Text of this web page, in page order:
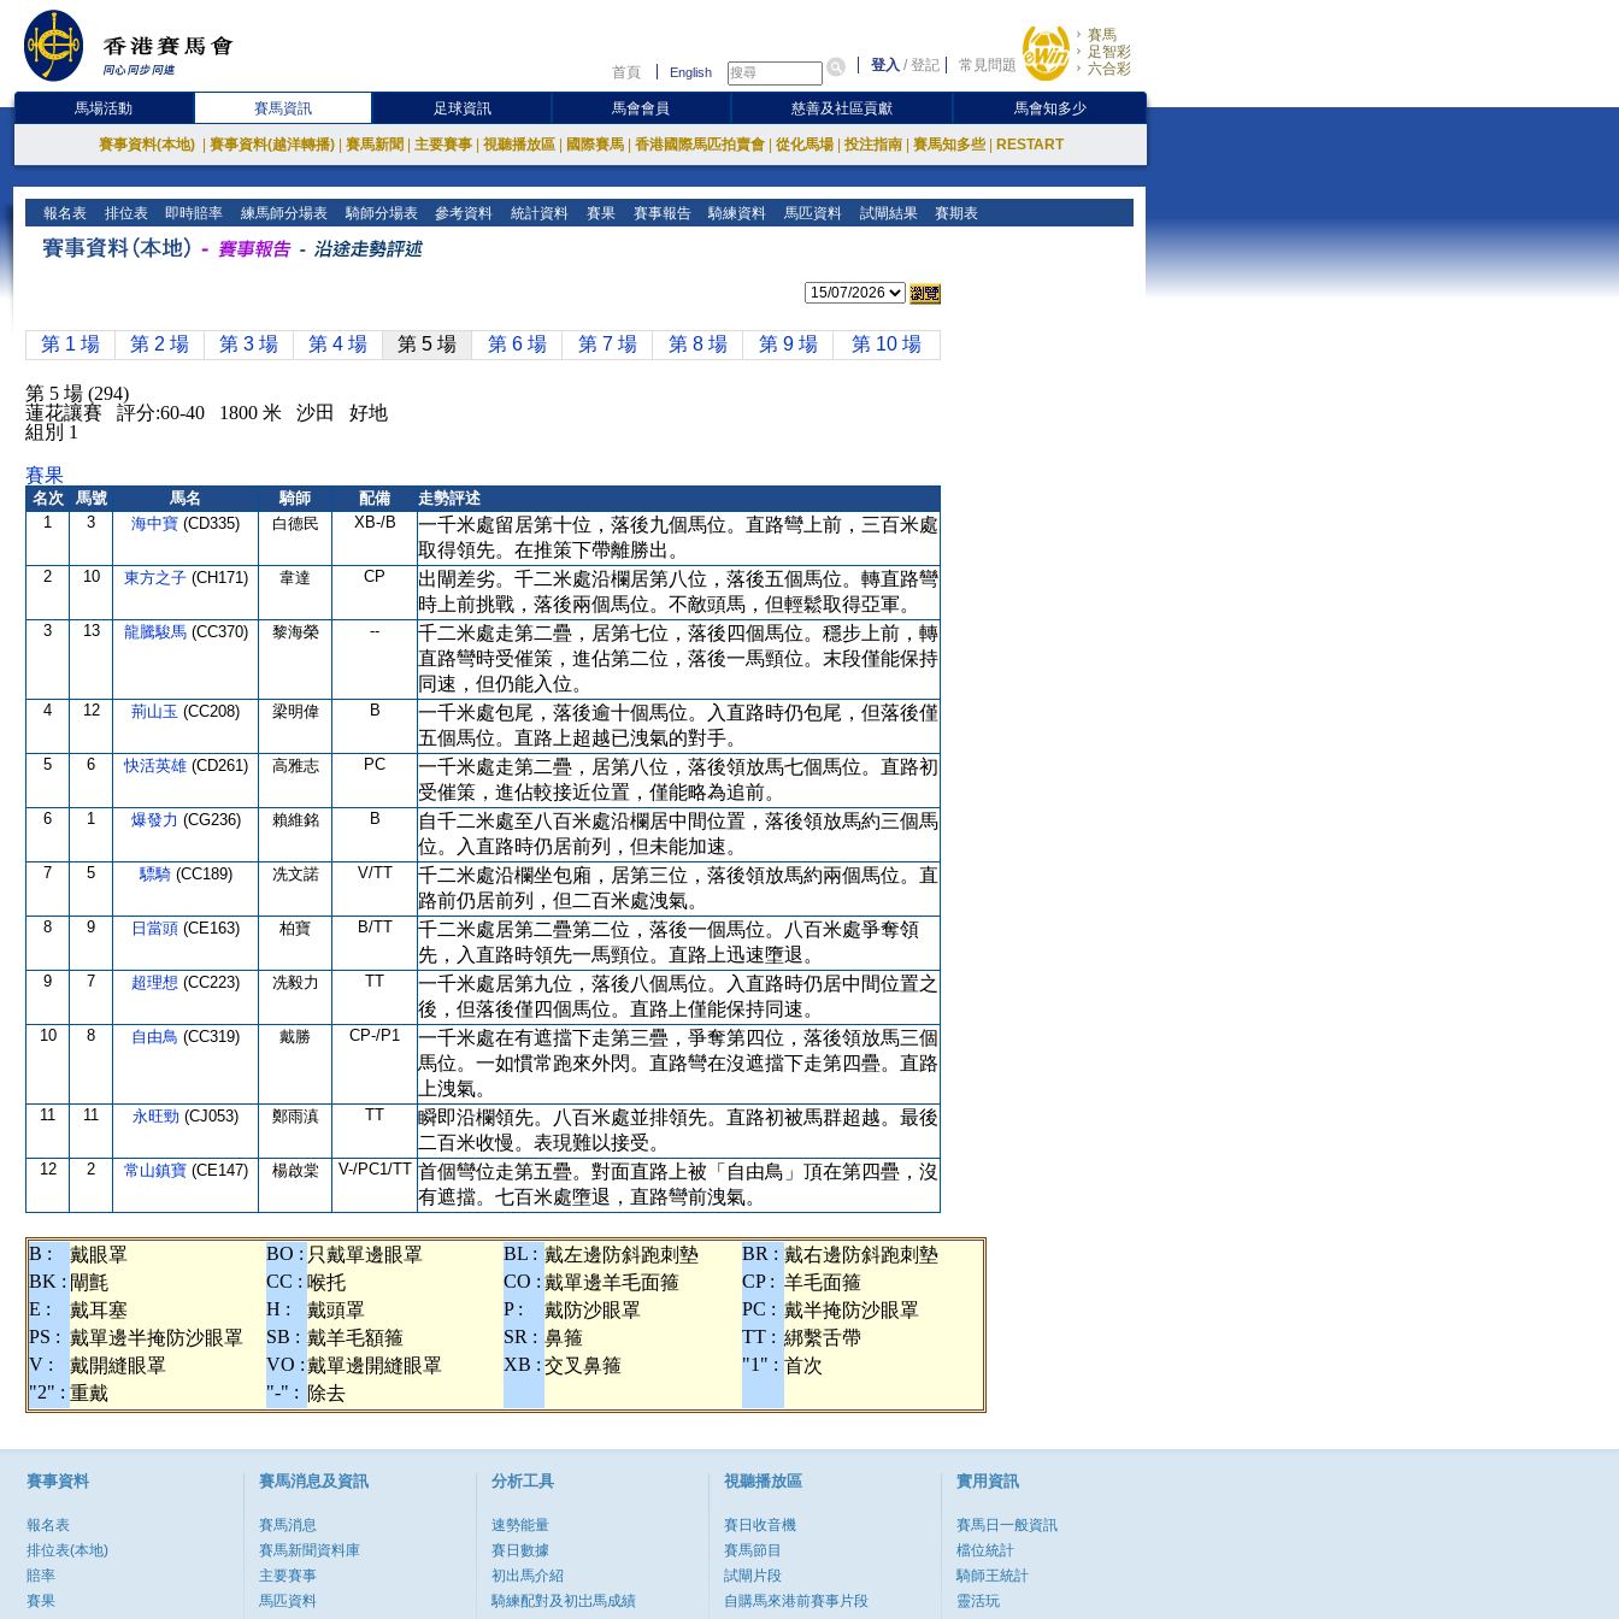
首頁 English 登入 /登記 常見問題
賽馬
足智彩
六合彩
馬場活動 賽馬資訊 足球資訊 馬會會員 慈善及社區貢獻 馬會知多少
賽事資料(本地) 賽事資料(越洋轉播) 賽馬新聞 主要賽事 視聽播放區 國際賽馬 香港國際馬匹拍賣會 從化馬場 投注指南 賽馬知多些 RESTART
報名表 排位表 即時賠率 練馬師分場表 騎師分場表 參考資料 統計資料 賽果 賽事報告 騎練資料 馬匹資料 試閘結果 賽期表
第 1 場 第 2 場 第 3 場 第 4 場 第 5 場 第 6 場 第 7 場 第 8 場 第 9 場 第 10 場
第 5 場 (294)
蓮花讓賽 評分:60-40 1800 米 沙田 好地
組別 1
賽果
名次 馬號 馬名 騎師 配備
走勢評述
1
3 海中寶 (CD335) 白德民 XB-/B
一千米處留居第十位，落後九個馬位。直路彎上前，三百米處
取得領先。在推策下帶離勝出。
2 10 東方之子 (CH171) 韋達 CP
出閘差劣。千二米處沿欄居第八位，落後五個馬位。轉直路彎
時上前挑戰，落後兩個馬位。不敵頭馬，但輕鬆取得亞軍。
3 13 龍騰駿馬 (CC370) 黎海榮 --
千二米處走第二疊，居第七位，落後四個馬位。穩步上前，轉
直路彎時受催策，進佔第二位，落後一馬頸位。末段僅能保持
同速，但仍能入位。
4 12 荊山玉 (CC208) 梁明偉 B
一千米處包尾，落後逾十個馬位。入直路時仍包尾，但落後僅
五個馬位。直路上超越已洩氣的對手。
5 6 快活英雄 (CD261) 高雅志 PC
一千米處走第二疊，居第八位，落後領放馬七個馬位。直路初
受催策，進佔較接近位置，僅能略為追前。
6 1 爆發力 (CG236) 賴維銘 B
自千二米處至八百米處沿欄居中間位置，落後領放馬約三個馬
位。入直路時仍居前列，但未能加速。
7 5 驃騎 (CC189) 冼文諾 V/TT
千二米處沿欄坐包廂，居第三位，落後領放馬約兩個馬位。直
路前仍居前列，但二百米處洩氣。
8 9 日當頭 (CE163) 柏寶 B/TT
千二米處居第二疊第二位，落後一個馬位。八百米處爭奪領
先，入直路時領先一馬頸位。直路上迅速墮退。
9 7 超理想 (CC223) 冼毅力 TT
一千米處居第九位，落後八個馬位。入直路時仍居中間位置之
後，但落後僅四個馬位。直路上僅能保持同速。
10 8 自由鳥 (CC319) 戴勝 CP-/P1
一千米處在有遮擋下走第三疊，爭奪第四位，落後領放馬三個
馬位。一如慣常跑來外閃。直路彎在沒遮擋下走第四疊。直路
上洩氣。
11 11 永旺勁 (CJ053) 鄭雨滇 TT
瞬即沿欄領先。八百米處並排領先。直路初被馬群超越。最後
二百米收慢。表現難以接受。
12 2 常山鎮寶 (CE147) 楊啟棠 V-/PC1/TT 首個彎位走第五疊。對面直路上被「自由鳥」頂在第四疊，沒
有遮擋。七百米處墮退，直路彎前洩氣。
B : 戴眼罩 BO : 只戴單邊眼罩 BL : 戴左邊防斜跑刺墊 BR : 戴右邊防斜跑刺墊
BK : 閘氈 CC : 喉托 CO : 戴單邊羊毛面箍 CP : 羊毛面箍
E :
戴耳塞 H : 戴頭罩 P : 戴防沙眼罩 PC : 戴半掩防沙眼罩
PS : 戴單邊半掩防沙眼罩 SB : 戴羊毛額箍 SR : 鼻箍 TT : 綁繫舌帶
V :
戴開縫眼罩 VO :戴單邊開縫眼罩 XB : 交叉鼻箍 "1" : 首次
"2" : 重戴 "-" : 除去
賽事資料
報名表
排位表(本地)
賠率
賽果
賽馬消息及資訊
賽馬消息
賽馬新聞資料庫
主要賽事
馬匹資料
分析工具
速勢能量
賽日數據
初出馬介紹
騎練配對及初岀馬成績
視聽播放區
賽日收音機
賽馬節目
試閘片段
自購馬來港前賽事片段
實用資訊
賽馬日一般資訊
檔位統計
騎師王統計
靈活玩